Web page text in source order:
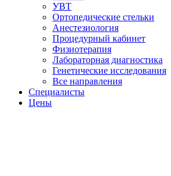
УВТ
Ортопедические стельки
Анестезиология
Процедурный кабинет
Физиотерапия
Лабораторная диагностика
Генетические исследования
Все направления
Специалисты
Цены